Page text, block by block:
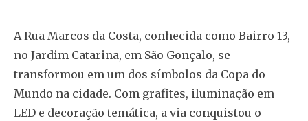
A Rua Marcos da Costa, conhecida como Bairro 13,
no Jardim Catarina, em São Gonçalo, se
transformou em um dos símbolos da Copa do
Mundo na cidade. Com grafites, iluminação em
LED e decoração temática, a via conquistou o